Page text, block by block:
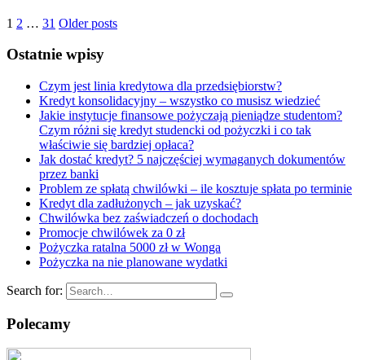
1 2 … 31 Older posts
Ostatnie wpisy
Czym jest linia kredytowa dla przedsiębiorstw?
Kredyt konsolidacyjny – wszystko co musisz wiedzieć
Jakie instytucje finansowe pożyczają pieniądze studentom?
Czym różni się kredyt studencki od pożyczki i co tak
właściwie się bardziej opłaca?
Jak dostać kredyt? 5 najczęściej wymaganych dokumentów
przez banki
Problem ze spłatą chwilówki – ile kosztuje spłata po terminie
Kredyt dla zadłużonych – jak uzyskać?
Chwilówka bez zaświadczeń o dochodach
Promocje chwilówek za 0 zł
Pożyczka ratalna 5000 zł w Wonga
Pożyczka na nie planowane wydatki
Search for:
Polecamy